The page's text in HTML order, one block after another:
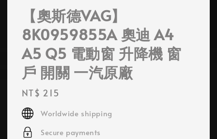
【奧斯德VAG】
8K0959855A 奧迪 A4
A5 Q5 電動窗 升降機 窗
戶 開關 一汽原廠
Regular
price
NT$ 215
Worldwide shipping
Secure payments